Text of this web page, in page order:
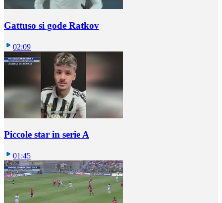
Gattuso si gode Ratkov
02:09
Piccole star in serie A
01:45